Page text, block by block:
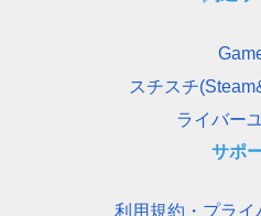
スチスチ
ライバー
サポ
利用規約・プライ